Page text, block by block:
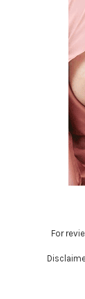
For